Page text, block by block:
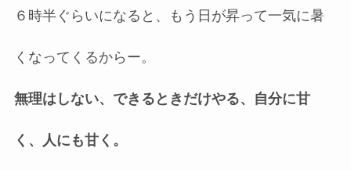
６時半ぐらいになると、もう日が昇って一気に暑
くなってくるからー。
無理はしない、できるときだけやる、自分に甘
く、人にも甘く。